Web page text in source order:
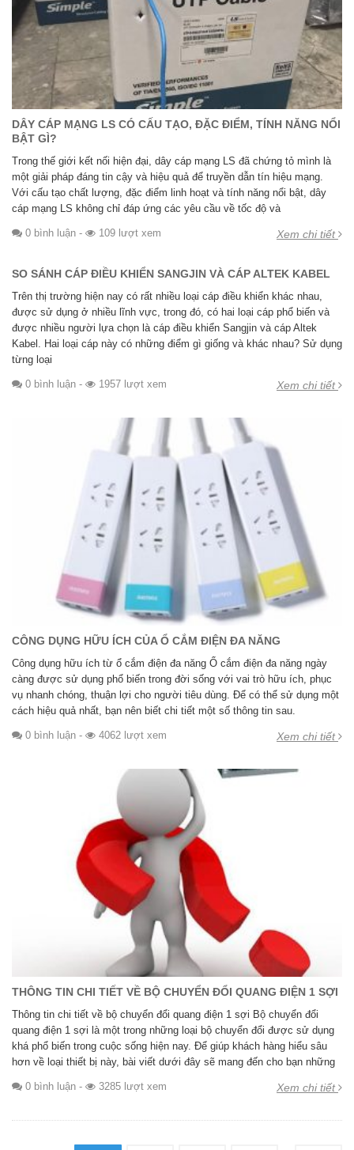
DÂY CÁP MẠNG LS CÓ CẤU TẠO, ĐẶC ĐIỂM, TÍNH NĂNG NỔI
BẬT GÌ?
Trong thế giới kết nối hiện đại, dây cáp mạng LS đã chứng tỏ mình là
một giải pháp đáng tin cậy và hiệu quả để truyền dẫn tín hiệu mạng.
Với cấu tạo chất lượng, đặc điểm linh hoạt và tính năng nổi bật, dây
cáp mạng LS không chỉ đáp ứng các yêu cầu về tốc độ và
0 bình luận - 109 lượt xem Xem chi tiết
SO SÁNH CÁP ĐIỀU KHIỂN SANGJIN VÀ CÁP ALTEK KABEL
Trên thị trường hiện nay có rất nhiều loại cáp điều khiển khác nhau,
được sử dụng ở nhiều lĩnh vực, trong đó, có hai loại cáp phổ biến và
được nhiều người lựa chọn là cáp điều khiển Sangjin và cáp Altek
Kabel. Hai loại cáp này có những điểm gì giống và khác nhau? Sử dụng
từng loại
0 bình luận - 1957 lượt xem Xem chi tiết
CÔNG DỤNG HỮU ÍCH CỦA Ổ CẮM ĐIỆN ĐA NĂNG
Công dụng hữu ích từ ổ cắm điện đa năng Ổ cắm điện đa năng ngày
càng được sử dụng phổ biến trong đời sống với vai trò hữu ích, phục
vụ nhanh chóng, thuận lợi cho người tiêu dùng. Để có thể sử dụng một
cách hiệu quả nhất, bạn nên biết chi tiết một số thông tin sau.
0 bình luận - 4062 lượt xem Xem chi tiết
THÔNG TIN CHI TIẾT VỀ BỘ CHUYỂN ĐỔI QUANG ĐIỆN 1 SỢI
Thông tin chi tiết về bộ chuyển đổi quang điện 1 sợi Bộ chuyển đổi
quang điện 1 sợi là một trong những loại bộ chuyển đổi được sử dụng
khá phổ biến trong cuộc sống hiện nay. Để giúp khách hàng hiểu sâu
hơn về loại thiết bị này, bài viết dưới đây sẽ mang đến cho bạn những
0 bình luận - 3285 lượt xem Xem chi tiết